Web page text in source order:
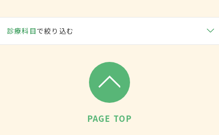
診療科目で絞り込む
PAGE TOP